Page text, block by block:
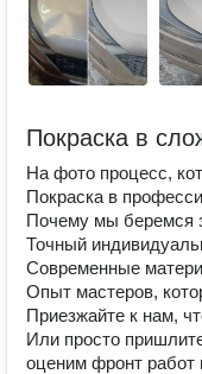
Покраска в
На фото процесс,
Покраска в
Почему мы беремся
Точный
Современные
Опыт мастеров,
Приезжайте к нам,
Или просто
оценим фронт работ